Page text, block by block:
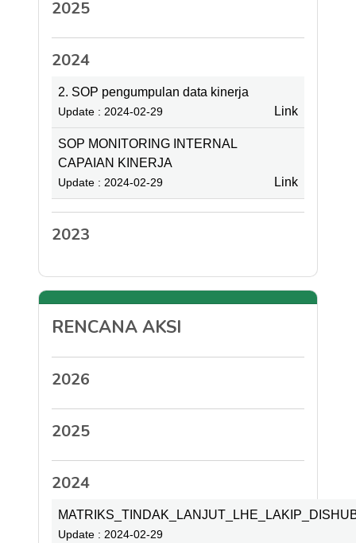
2025
2024
2. SOP pengumpulan data kinerja
Update : 2024-02-29 Link
SOP MONITORING INTERNAL
CAPAIAN KINERJA
Update : 2024-02-29 Link
2023
RENCANA AKSI
2026
2025
2024
Update : 2024-02-29